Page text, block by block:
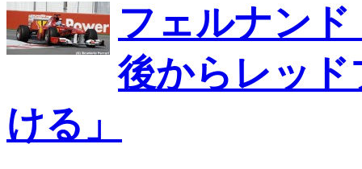
フェルナン
後からレッ
ける」